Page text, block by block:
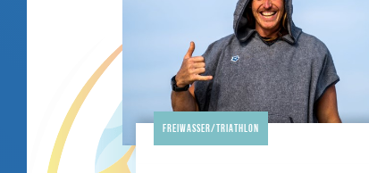
Freiwasser/Triathlon